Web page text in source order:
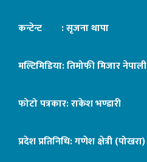
कन्टेन्ट : सृजना थापा
मल्टिमिडिया: तिमोफी मिजार नेपाली
फोटो पत्रकार: राकेश भण्डारी
प्रदेश प्रतिनिधि: गणेश क्षेत्री (पोखरा)